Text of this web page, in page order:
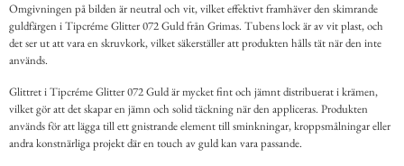
Omgivningen på bilden är neutral och vit, vilket effektivt framhäver den skimrande
guldfärgen i Tipcréme Glitter 072 Guld från Grimas. Tubens lock är av vit plast, och
det ser ut att vara en skruvkork, vilket säkerställer att produkten hålls tät när den inte
används.
Glittret i Tipcréme Glitter 072 Guld är mycket fint och jämnt distribuerat i krämen,
vilket gör att det skapar en jämn och solid täckning när den appliceras. Produkten
används för att lägga till ett gnistrande element till sminkningar, kroppsmålningar eller
andra konstnärliga projekt där en touch av guld kan vara passande.